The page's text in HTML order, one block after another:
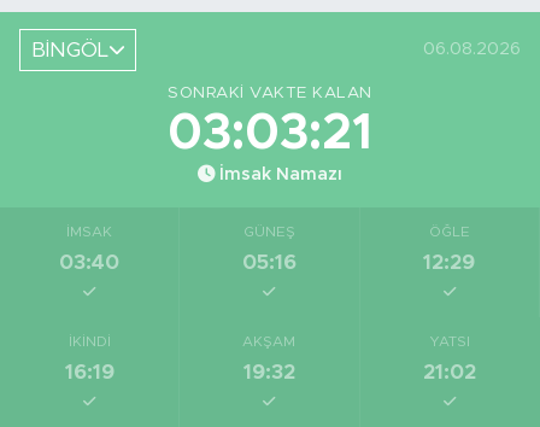
BİNGÖL 06.08.2026
SONRAKI VAKTE KALAN
03:03:20
İmsak Namazı
İMSAK
03:40
GÜNEŞ
05:16
ÖĞLE
12:29
İKINDI
16:19
AKŞAM
19:32
YATSI
21:02